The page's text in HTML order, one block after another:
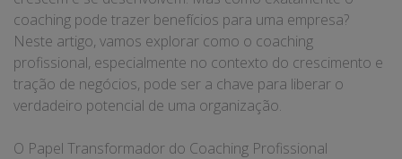
coaching pode trazer benefícios para uma empresa?
Neste artigo, vamos explorar como o coaching
profissional, especialmente no contexto do crescimento e
tração de negócios, pode ser a chave para liberar o
verdadeiro potencial de uma organização.
O Papel Transformador do Coaching Profissional